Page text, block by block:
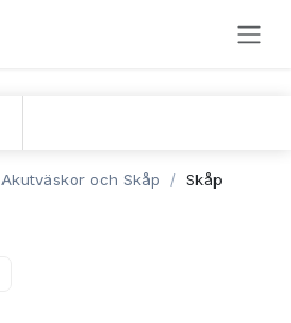
Akutväskor och Skåp Skåp